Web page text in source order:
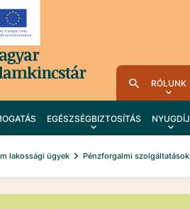
RÓLUNK
EGÉSZSÉGBIZTOSÍTÁS NYUGDÍJ
lakossági ügyek Pénzforgalmi szolgáltatások